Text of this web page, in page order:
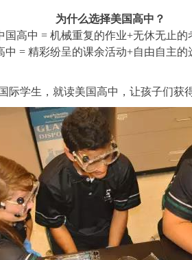
为什么选择美国高中？
国高中 = 机械重复的作业+无休无止的
中 = 精彩纷呈的课余活动+自由自主的
学生，就读美国高中，让孩子们获